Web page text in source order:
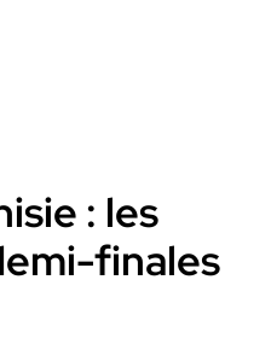
: les
finales